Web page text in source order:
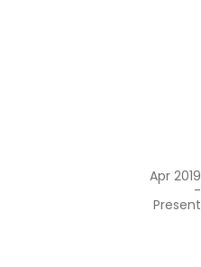
Apr 2019
-
Present